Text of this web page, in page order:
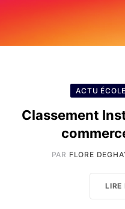
ACTU
Classement
PAR FLORE
LIRE